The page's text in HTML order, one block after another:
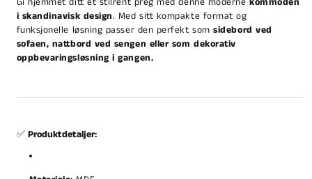
i skandinavisk design. Med sitt kompakte format og
funksjonelle løsning passer den perfekt somsidebord ved
sofaen, nattbord ved sengen eller som dekorativ
oppbevaringsløsning i gangen.
✅ Produktdetaljer: